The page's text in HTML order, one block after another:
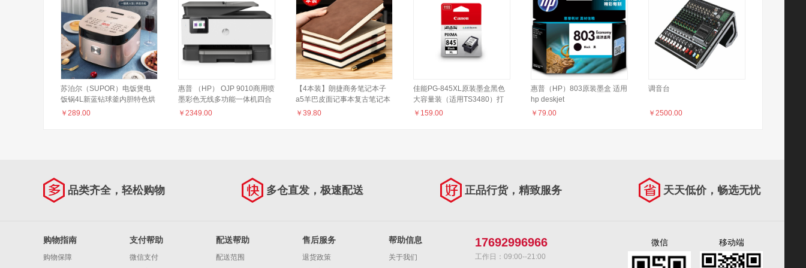
苏泊尔（SUPOR）电饭煲电
饭锅4L新蓝钻球釜内胆特色烘
焙 发面功能2-6人多功能家用
￥ 289.00
惠普 （HP） OJP 9010商用喷
墨彩色无线多功能一体机四合
一 打印复印扫描传真 自动双面
￥ 2349.00
【4本装】朗捷商务笔记本子
a5羊巴皮面记事本复古笔记本
文具b5加厚日记本A4会议记录
￥ 39.80
佳能PG-845XL原装墨盒黑色
大容量装（适用TS3480）打
印页数：300（TS3480A4文
￥ 159.00
惠普（HP）803原装墨盒 适用
hp deskjet
1111/1112/2131/2132/2621/2622
￥ 79.00
调音台
￥ 2500.00
品类齐全，轻松购物 多仓直发，极速配送 正品行货，精致服务 天天低价，畅选无忧
购物指南
购物保障
支付帮助
微信支付
配送帮助
配送范围
售后服务
退货政策
帮助信息
关于我们
17692996966
工作日：09:00--21:00
微信 移动端